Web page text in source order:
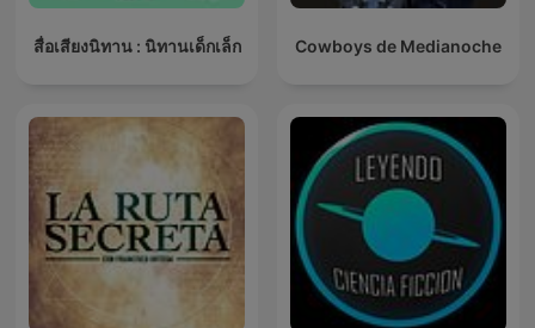
สื่อเสียงนิทาน : นิทานเด็กเล็ก Cowboys de Medianoche